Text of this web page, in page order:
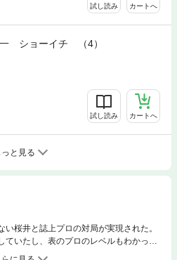
試し読み カートへ
ショーイチ （4）
試し読み カートへ
っと見る
い桜井と誌上プロの対局が実現された。
ていたし、表のプロのレベルもわかって